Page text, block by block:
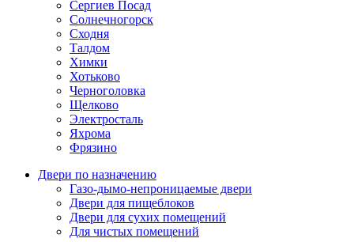
Сергиев Посад
Солнечногорск
Сходня
Талдом
Химки
Хотьково
Черноголовка
Щелково
Электросталь
Яхрома
Фрязино
Двери по назначению
Газо-дымо-непроницаемые двери
Двери для пищеблоков
Двери для сухих помещений
Для чистых помещений